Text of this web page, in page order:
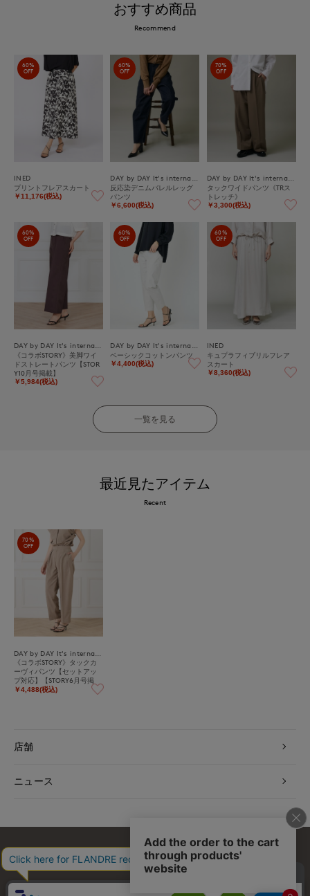
おすすめ商品
Recommend
60%
OFF
INED
プリントフレアスカート
￥11,176(税込)
60%
OFF
反応染デニムバレルレッグ
パンツ
￥6,600(税込)
70%
OFF
タックワイドパンツ《TRス
トレッチ》
￥3,300(税込)
60%
OFF
《コラボSTORY》美脚ワイ
ドストレートパンツ【STOR
Y10月号掲載】
￥5,984(税込)
60%
OFF
ベーシックコットンパンツ
￥4,400(税込)
60%
OFF
INED
キュプラフィブリルフレア
スカート
￥8,360(税込)
一覧を見る
最近見たアイテム
Recent
70%
OFF
《コラボSTORY》タックカ
ーヴィパンツ【セットアッ
プ対応】【STORY6月号掲
載】
￥4,488(税込)
店舗
ニュース